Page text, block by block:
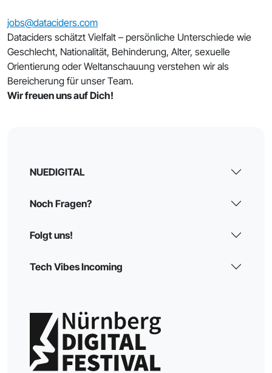
jobs@dataciders.com
Dataciders schätzt Vielfalt – persönliche Unterschiede wie
Geschlecht, Nationalität, Behinderung, Alter, sexuelle
Orientierung oder Weltanschauung verstehen wir als
Bereicherung für unser Team.
Wir freuen uns auf Dich!
NUEDIGITAL
Noch Fragen?
Folgt uns!
Tech Vibes Incoming